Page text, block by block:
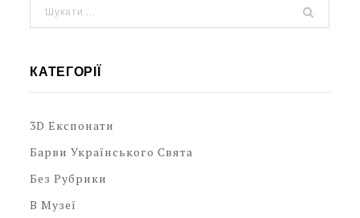
КАТЕГОРІЇ
3D Експонати
Барви Українського Свята
Без Рубрики
В Музеї